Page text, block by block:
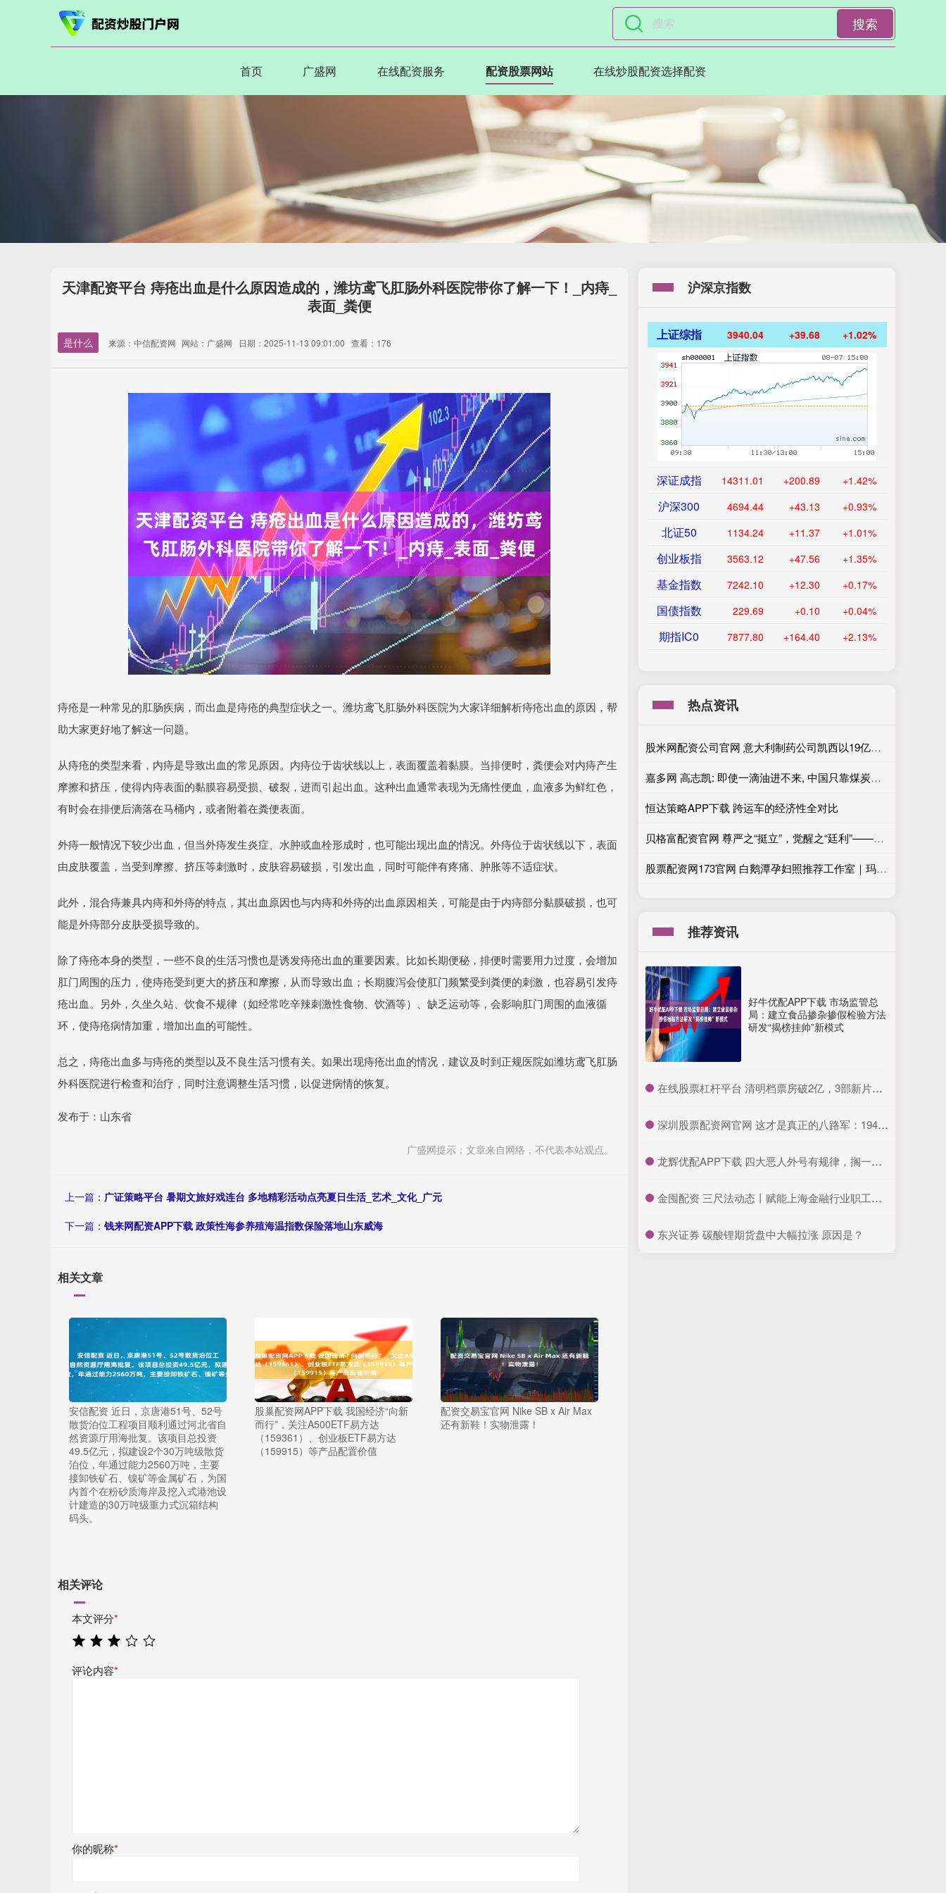
搜索
首页 广盛网 在线配资服务 配资股票网站 在线炒股配资选择配资
天津配资平台 痔疮出血是什么原因造成的，潍坊鸢飞肛肠外科医院带你了解一下！_内痔_
表面_粪便
是什么 来源：中信配资网 网站：广盛网 日期：2025-11-13 09:01:00 查看：176
痔疮是一种常见的肛肠疾病，而出血是痔疮的典型症状之一。潍坊鸢飞肛肠外科医院为大家详细解析痔疮出血的原因，帮
助大家更好地了解这一问题。
从痔疮的类型来看，内痔是导致出血的常见原因。内痔位于齿状线以上，表面覆盖着黏膜。当排便时，粪便会对内痔产生
摩擦和挤压，使得内痔表面的黏膜容易受损、破裂，进而引起出血。这种出血通常表现为无痛性便血，血液多为鲜红色，
有时会在排便后滴落在马桶内，或者附着在粪便表面。
外痔一般情况下较少出血，但当外痔发生炎症、水肿或血栓形成时，也可能出现出血的情况。外痔位于齿状线以下，表面
由皮肤覆盖，当受到摩擦、挤压等刺激时，皮肤容易破损，引发出血，同时可能伴有疼痛、肿胀等不适症状。
此外，混合痔兼具内痔和外痔的特点，其出血原因也与内痔和外痔的出血原因相关，可能是由于内痔部分黏膜破损，也可
能是外痔部分皮肤受损导致的。
除了痔疮本身的类型，一些不良的生活习惯也是诱发痔疮出血的重要因素。比如长期便秘，排便时需要用力过度，会增加
肛门周围的压力，使痔疮受到更大的挤压和摩擦，从而导致出血；长期腹泻会使肛门频繁受到粪便的刺激，也容易引发痔
疮出血。另外，久坐久站、饮食不规律（如经常吃辛辣刺激性食物、饮酒等）、缺乏运动等，会影响肛门周围的血液循
环，使痔疮病情加重，增加出血的可能性。
总之，痔疮出血多与痔疮的类型以及不良生活习惯有关。如果出现痔疮出血的情况，建议及时到正规医院如潍坊鸢飞肛肠
外科医院进行检查和治疗，同时注意调整生活习惯，以促进病情的恢复。
发布于：山东省
广盛网提示：文章来自网络，不代表本站观点。
上一篇： 广证策略平台 暑期文旅好戏连台 多地精彩活动点亮夏日生活_艺术_文化_广元
下一篇： 钱来网配资APP下载 政策性海参养殖海温指数保险落地山东威海
相关文章
安信配资 近日，京唐港51号、52号
散货泊位工程项目顺利通过河北省自
然资源厅用海批复。该项目总投资
49.5亿元，拟建设2个30万吨级散货
泊位，年通过能力2560万吨，主要
接卸铁矿石、镍矿等金属矿石，为国
内首个在粉砂质海岸及挖入式港池设
计建造的30万吨级重力式沉箱结构
码头。
股巢配资网APP下载 我国经济“向新
而行”，关注A500ETF易方达
（159361）、创业板ETF易方达
（159915）等产品配置价值
配资交易宝官网 Nike SB x Air Max
还有新鞋！实物泄露！
相关评论
本文评分*
评论内容*
你的昵称*
沪深京指数
上证综指 3940.04 +39.68 +1.02%
深证成指 14311.01 +200.89 +1.42%
沪深300 4694.44 +43.13 +0.93%
北证50 1134.24 +11.37 +1.01%
创业板指 3563.12 +47.56 +1.35%
基金指数 7242.10 +12.30 +0.17%
国债指数 229.69 +0.10 +0.04%
期指IC0 7877.80 +164.40 +2.13%
热点资讯
股米网配资公司官网 意大利制药公司凯西以19亿美元收购美国竞争对手KalVista
嘉多网 高志凯: 即使一滴油进不来, 中国只靠煤炭也能维持运行
恒达策略APP下载 跨运车的经济性全对比
贝格富配资官网 尊严之“挺立”，觉醒之“廷利”——从〈升命学说〉看一个名字的哲学史诗
股票配资网173官网 白鹅潭孕妇照推荐工作室｜玛瑞莎5天闪电出片，孕妈告别选片推销焦虑！
推荐资讯
好牛优配APP下载 市场监管总
局：建立食品掺杂掺假检验方法
研发“揭榜挂帅”新模式
​在线股票杠杆平台 清明档票房破2亿，3部新片关注特殊人群困境
​深圳股票配资网官网 这才是真正的八路军：1944年五位开国元帅罕见合影，个个气质不凡_哈里森·福尔曼_照片_延安
​龙辉优配APP下载 四大恶人外号有规律，搁一块看很有趣，老四最特殊，恐暗指一名人
​金囤配资 三尺法动态丨赋能上海金融行业职工合规风控培训
​东兴证券 碳酸锂期货盘中大幅拉涨 原因是？